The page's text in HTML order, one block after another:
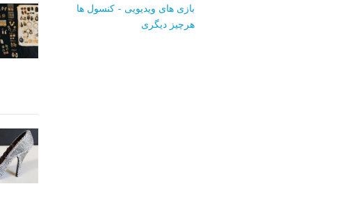
بازی‌ های ویدیویی - کنسول‌ ها
هرچیز دیگری